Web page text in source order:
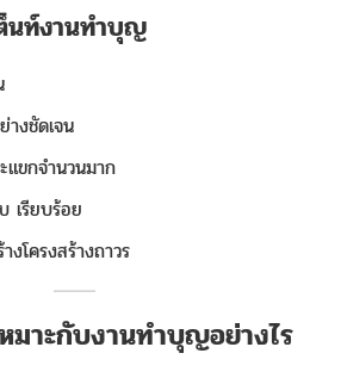
นท์งานทำบุญ
งชัดเจน
แขกจำนวนมาก
เรียบร้อย
งโครงสร้างถาวร
มาะกับงานทำบุญอย่างไร